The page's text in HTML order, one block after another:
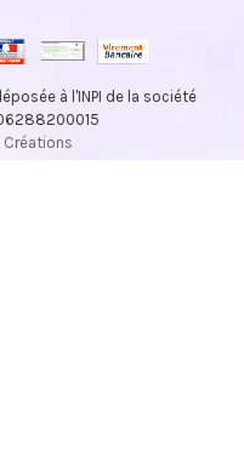
à l'INPI de la société